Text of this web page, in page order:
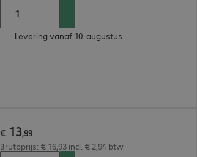
Levering vanaf 10. augustus
€ 13,99
Brutoprijs: € 16,93 incl. € 2,94 btw